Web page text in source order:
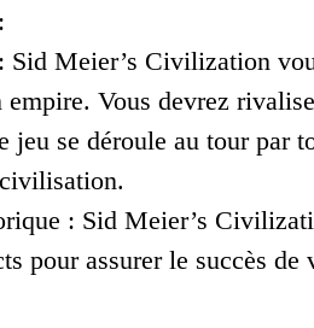
Sid Meier’s Civilization
Vous devrez
jeu se déroule au tour par
: Sid Meier’s
pour assurer le succès